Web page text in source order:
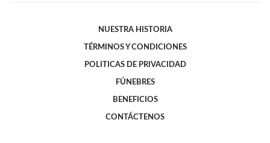
NUESTRA HISTORIA
TÉRMINOS Y CONDICIONES
POLITICAS DE PRIVACIDAD
FÚNEBRES
BENEFICIOS
CONTÁCTENOS